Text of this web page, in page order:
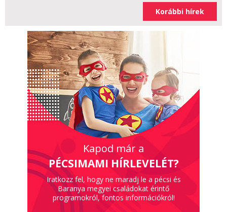
Korábbi hírek
Kapod már a
PÉCSIMAMI HÍRLEVELÉT?
Iratkozz fel, hogy ne maradj le a pécsi és
Baranya megyei családokat érintő
programokról, fontos információkról!